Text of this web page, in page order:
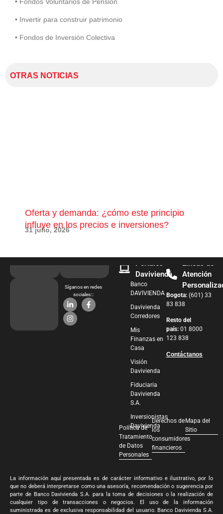
• Invertir para construir patrimonio
• Fondos de Inversión Colectiva
OTRAS NOTICIAS
Oferta y demanda: ¿cómo este principio
influye en los precios e inversiones?
31 julio, 2026
Síganos en redes
sociales:::
Portales
Davivienda
Banco
DAVIVIENDA
Davivienda
Corredores
Mis
Finanzas en
Casa
Visión
Davivienda
Fiduciaria
Davivienda
S.A.
Inversionistas
Davivienda
Líneas de
Atención
Bogota: (601) 33
83 838
Resto del
país: 01 8000
123 838
Contáctanos
Política de
Tratamiento
de Datos
Personales
Derechos de
los
consumidores
financieros
Mapa del
Sitio
La información aquí presentada es de carácter informativo e ilustrativo, por lo
que no deberá interpretarse como una asesoría, recomendación o sugerencia por
parte de Banco Davivienda S.A. para la toma de decisiones o la realización de
cualquier tipo de transacciones o negocios. El uso de la información
suministrada es de exclusiva responsabilidad del usuario. Banco Davivienda S.A.